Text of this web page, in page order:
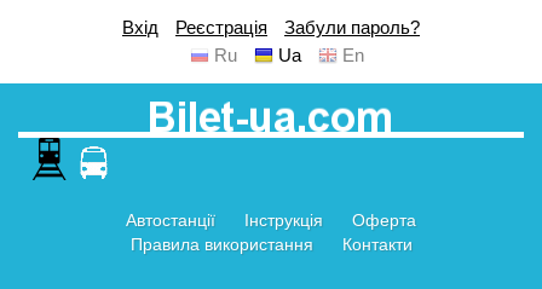
Вхід Реєстрація
Забули пароль?
Ru
Ua En
Автостанції Інструкція
Оферта
Правила використання
Контакти